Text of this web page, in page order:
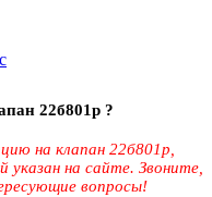
22б801р ?
на клапан 22б801р,
на сайте. Звоните,
вопросы!